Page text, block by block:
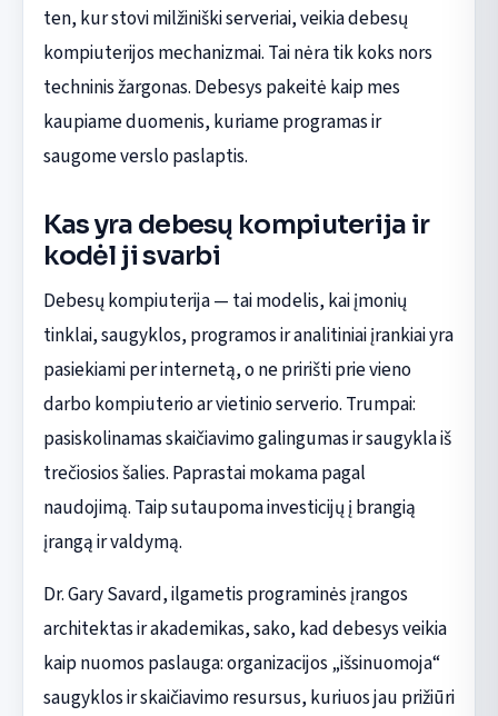
ten, kur stovi milžiniški serveriai, veikia debesų
kompiuterijos mechanizmai. Tai nėra tik koks nors
techninis žargonas. Debesys pakeitė kaip mes
kaupiame duomenis, kuriame programas ir
saugome verslo paslaptis.
Kas yra debesų kompiuterija ir
kodėl ji svarbi
Debesų kompiuterija — tai modelis, kai įmonių
tinklai, saugyklos, programos ir analitiniai įrankiai yra
pasiekiami per internetą, o ne pririšti prie vieno
darbo kompiuterio ar vietinio serverio. Trumpai:
pasiskolinamas skaičiavimo galingumas ir saugykla iš
trečiosios šalies. Paprastai mokama pagal
naudojimą. Taip sutaupoma investicijų į brangią
įrangą ir valdymą.
Dr. Gary Savard, ilgametis programinės įrangos
architektas ir akademikas, sako, kad debesys veikia
kaip nuomos paslauga: organizacijos „išsinuomoja“
saugyklos ir skaičiavimo resursus, kuriuos jau prižiūri